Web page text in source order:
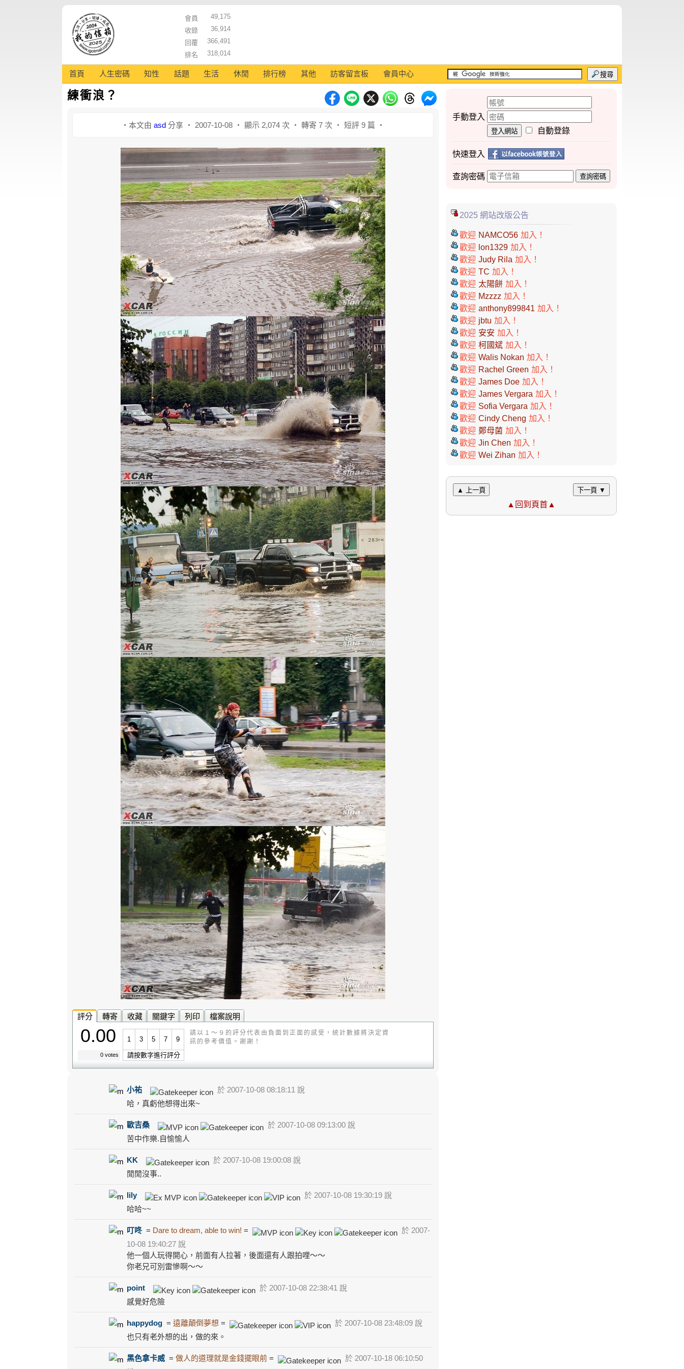
會員
49,175
收錄
36,914
回覆
366,491
排名
318,014
首頁 人生密碼 知性 話題 生活 休閒 排行榜 其他 訪客留言板 會員中心 搜尋
練衝浪？
‧本文由 asd 分享 ‧ 2007-10-08 ‧ 顯示 2,074 次 ‧ 轉寄 7 次 ‧ 短評 9 篇 ‧
評分 轉寄 收藏 關鍵字 列印 檔案說明
0.00
0 votes
1 3 5 7 9
請按數字進行評分
請以１～９的評分代表由負面到正面的感受，統計數據將決定資
訊的參考價值。謝謝！
小祐
於 2007-10-08 08:18:11 說
哈，真虧他想得出來~
歐吉桑
於 2007-10-08 09:13:00 說
苦中作樂.自愉愉人
KK
於 2007-10-08 19:00:08 說
閒閒沒事..
lily
於 2007-10-08 19:30:19 說
哈哈~~
叮咚 = Dare to dream, able to win! =
於 2007-
10-08 19:40:27 說
他一個人玩得開心，前面有人拉著，後面還有人跟拍哩～～
你老兄可別雷慘啊～～
point
於 2007-10-08 22:38:41 說
感覺好危險
happydog = 遠離顛倒夢想 =
於 2007-10-08 23:48:09 說
也只有老外想的出，做的來。
黑色拿卡威 = 做人的道理就是金錢擺眼前=
於 2007-10-18 06:10:50
手動登入
登入網站 自動登錄
快速登入
查詢密碼 查詢密碼
2025 網站改版公告
歡迎 NAMCO56 加入！
歡迎 lon1329 加入！
歡迎 Judy Rila 加入！
歡迎 TC 加入！
歡迎 太陽餅 加入！
歡迎 Mzzzz 加入！
歡迎 anthony899841 加入！
歡迎 jbtu 加入！
歡迎 安安 加入！
歡迎 柯國斌 加入！
歡迎 Walis Nokan 加入！
歡迎 Rachel Green 加入！
歡迎 James Doe 加入！
歡迎 James Vergara 加入！
歡迎 Sofia Vergara 加入！
歡迎 Cindy Cheng 加入！
歡迎 鄭母菌 加入！
歡迎 Jin Chen 加入！
歡迎 Wei Zihan 加入！
▲ 上一頁 下一頁 ▼
▲回到頁首▲